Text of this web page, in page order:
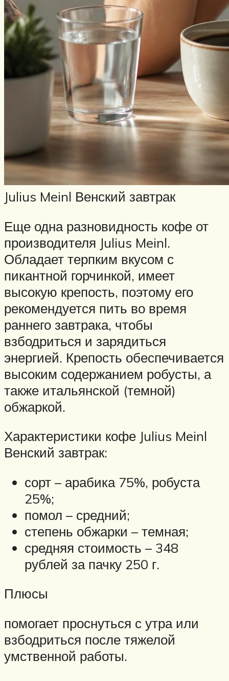
Julius Meinl Венский завтрак
Еще одна разновидность кофе от
производителя Julius Meinl.
Обладает терпким вкусом с
пикантной горчинкой, имеет
высокую крепость, поэтому его
рекомендуется пить во время
раннего завтрака, чтобы
взбодриться и зарядиться
энергией. Крепость обеспечивается
высоким содержанием робусты, а
также итальянской (темной)
обжаркой.
Характеристики кофе Julius Meinl
Венский завтрак:
сорт – арабика 75%, робуста
25%;
помол – средний;
степень обжарки – темная;
средняя стоимость – 348
рублей за пачку 250 г.
Плюсы
помогает проснуться с утра или
взбодриться после тяжелой
умственной работы.